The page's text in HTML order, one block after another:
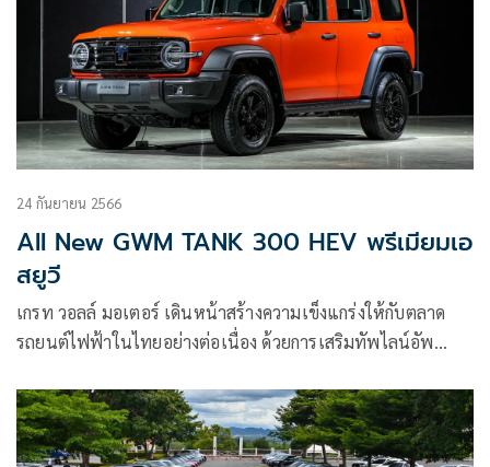
24 กันยายน 2566
All New GWM TANK 300 HEV พรีเมียมเอ
สยูวี
เกรท วอลล์ มอเตอร์ เดินหน้าสร้างความเข็งแกร่งให้กับตลาด
รถยนต์ไฟฟ้าในไทยอย่างต่อเนื่อง ด้วยการเสริมทัพไลน์อัพ